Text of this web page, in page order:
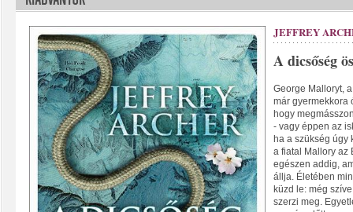
JEFFREY
A dicsőség
George Malloryt,
már gyermekkora
hogy
- vagy éppen az
ha a szükség úgy
a fiatal Mallory az
egészen addig,
állja. Életében
küzd le: még
szerzi meg.